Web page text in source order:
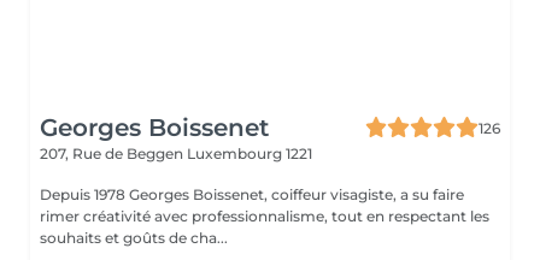
Georges Boissenet
126
207, Rue de Beggen Luxembourg 1221
Depuis 1978 Georges Boissenet, coiffeur visagiste, a su faire
rimer créativité avec professionnalisme, tout en respectant les
souhaits et goûts de cha...